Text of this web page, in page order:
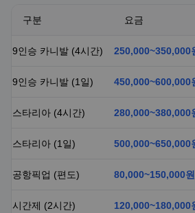
구분 요금
9인승 카니발 (4시간) 250,000~350,000
9인승 카니발 (1일) 450,000~600,000
스타리아 (4시간) 280,000~380,000
스타리아 (1일) 500,000~650,000
공항픽업 (편도) 80,000~150,000원
시간제 (2시간) 120,000~180,000